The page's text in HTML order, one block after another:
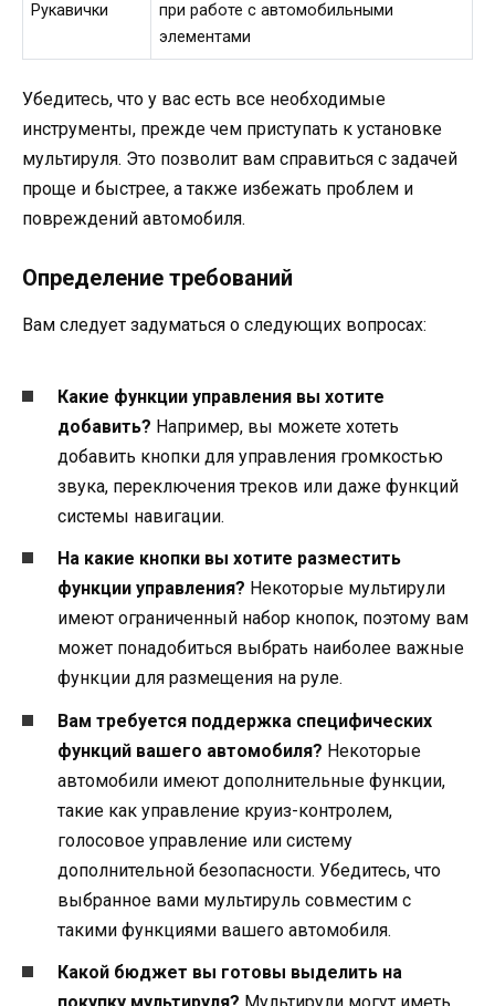
Рукавички
при работе с автомобильными
элементами
Убедитесь, что у вас есть все необходимые
инструменты, прежде чем приступать к установке
мультируля. Это позволит вам справиться с задачей
проще и быстрее, а также избежать проблем и
повреждений автомобиля.
Определение требований
Вам следует задуматься о следующих вопросах:
Какие функции управления вы хотите
добавить? Например, вы можете хотеть
добавить кнопки для управления громкостью
звука, переключения треков или даже функций
системы навигации.
На какие кнопки вы хотите разместить
функции управления? Некоторые мультирули
имеют ограниченный набор кнопок, поэтому вам
может понадобиться выбрать наиболее важные
функции для размещения на руле.
Вам требуется поддержка специфических
функций вашего автомобиля? Некоторые
автомобили имеют дополнительные функции,
такие как управление круиз-контролем,
голосовое управление или систему
дополнительной безопасности. Убедитесь, что
выбранное вами мультируль совместим с
такими функциями вашего автомобиля.
Какой бюджет вы готовы выделить на